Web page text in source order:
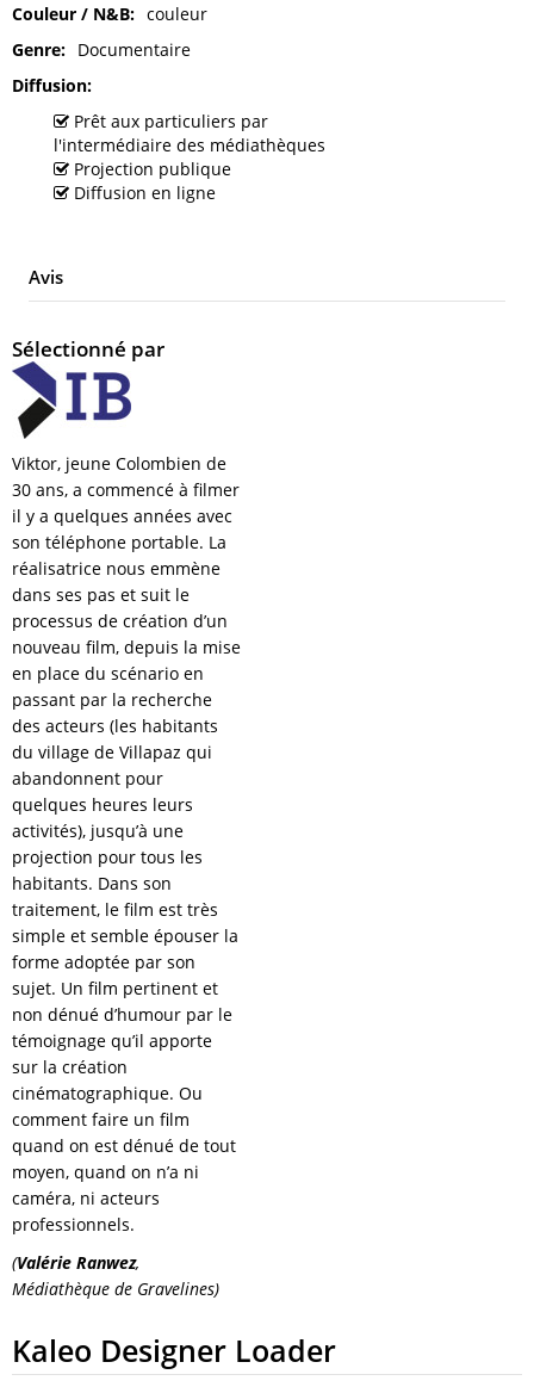
Couleur / N&B
couleur
Genre
Documentaire
Diffusion
Prêt aux particuliers par
l'intermédiaire des médiathèques
Projection publique
Diffusion en ligne
Avis
Sélectionné par
Viktor, jeune Colombien de
30 ans, a commencé à filmer
il y a quelques années avec
son téléphone portable. La
réalisatrice nous emmène
dans ses pas et suit le
processus de création d’un
nouveau film, depuis la mise
en place du scénario en
passant par la recherche
des acteurs (les habitants
du village de Villapaz qui
abandonnent pour
quelques heures leurs
activités), jusqu’à une
projection pour tous les
habitants. Dans son
traitement, le film est très
simple et semble épouser la
forme adoptée par son
sujet. Un film pertinent et
non dénué d’humour par le
témoignage qu’il apporte
sur la création
cinématographique. Ou
comment faire un film
quand on est dénué de tout
moyen, quand on n’a ni
caméra, ni acteurs
professionnels.
(Valérie Ranwez,
Médiathèque de Gravelines)
Kaleo Designer Loader